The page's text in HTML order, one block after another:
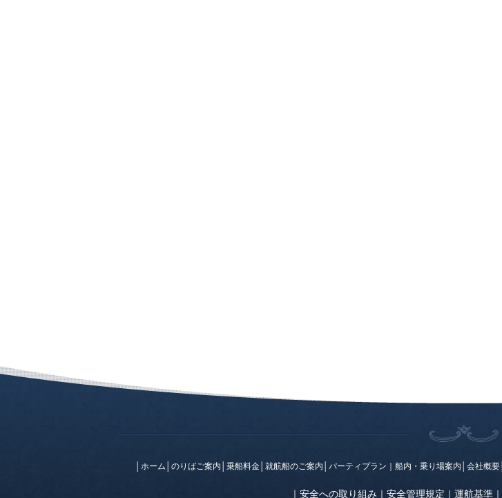
ホーム のりばご案内 乗船料金 就航船のご案内 パーティプラン 船内・乗り場案内 会社概要
｜ 安全への取り組み ｜ 安全管理規定 ｜ 運航基準 ｜